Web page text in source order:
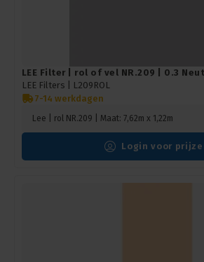
LEE Filter | rol of vel NR.209 | 0.3
LEE Filters |
L209ROL
7-14 werkdagen
Lee | rol NR.209 | Maat: 7,62m x 1,22m
Login voor